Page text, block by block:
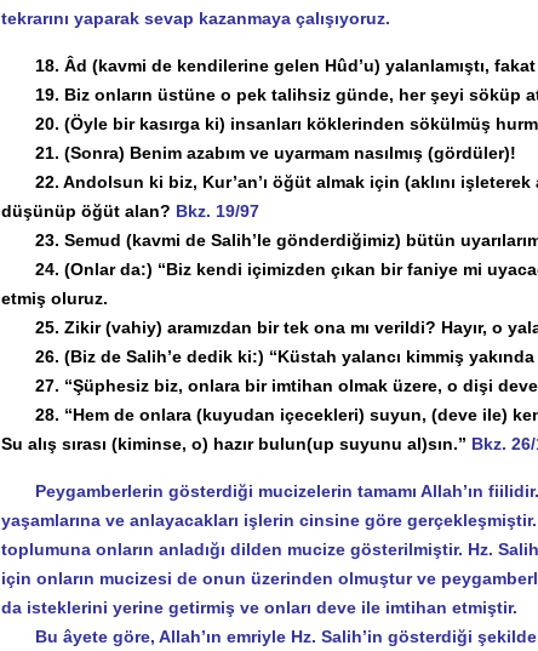
tekrarını yaparak sevap kazanmaya çalışıyoruz.
18. Âd (kavmi de kendilerine gelen Hûd’u) yalanlamıştı, fakat
19. Biz onların üstüne o pek talihsiz günde, her şeyi söküp
20. (Öyle bir kasırga ki) insanları köklerinden sökülmüş
21. (Sonra) Benim azabım ve uyarmam nasılmış (gördüler)!
22. Andolsun ki biz, Kur’an’ı öğüt almak için (aklını işleterek
düşünüp öğüt alan? Bkz. 19/97
23. Semud (kavmi de Salih’le gönderdiğimiz) bütün
24. (Onlar da:) “Biz kendi içimizden çıkan bir faniye mi
etmiş oluruz.
25. Zikir (vahiy) aramızdan bir tek ona mı verildi? Hayır, o
26. (Biz de Salih’e dedik ki:) “Küstah yalancı kimmiş yakında
27. “Şüphesiz biz, onlara bir imtihan olmak üzere, o dişi
28. “Hem de onlara (kuyudan içecekleri) suyun, (deve ile)
Su alış sırası (kiminse, o) hazır bulun(up suyunu al)sın.” Bkz.
Peygamberlerin gösterdiği mucizelerin tamamı Allah’ın
yaşamlarına ve anlayacakları işlerin cinsine göre
toplumuna onların anladığı dilden mucize gösterilmiştir. Hz.
için onların mucizesi de onun üzerinden olmuştur ve
da isteklerini yerine getirmiş ve onları deve ile imtihan etmiştir.
Bu âyete göre, Allah’ın emriyle Hz. Salih’in gösterdiği